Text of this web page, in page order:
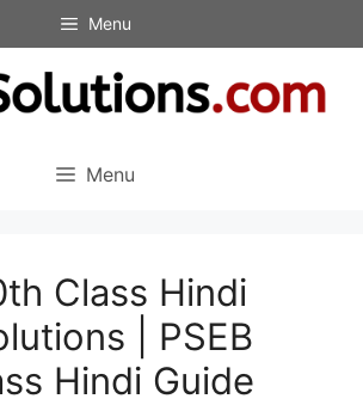
Menu
Menu
Class Hindi
| PSEB
Hindi Guide